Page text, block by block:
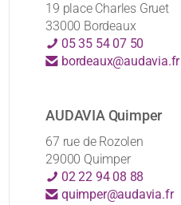
19 place Charles Gruet
33000 Bordeaux
05 35 54 07 50
bordeaux@audavia.fr
AUDAVIA Quimper
67 rue de Rozolen
29000 Quimper
02 22 94 08 88
quimper@audavia.fr